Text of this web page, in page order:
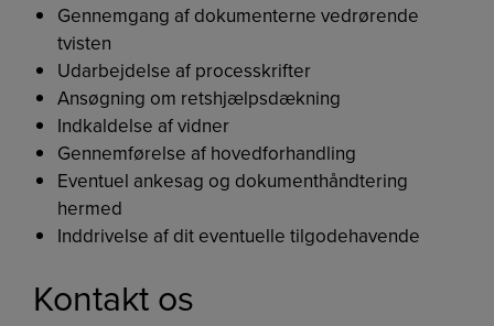
Gennemgang af dokumenterne vedrørende
tvisten
Udarbejdelse af processkrifter
Ansøgning om retshjælpsdækning
Indkaldelse af vidner
Gennemførelse af hovedforhandling
Eventuel ankesag og dokumenthåndtering
hermed
Inddrivelse af dit eventuelle tilgodehavende
Kontakt os